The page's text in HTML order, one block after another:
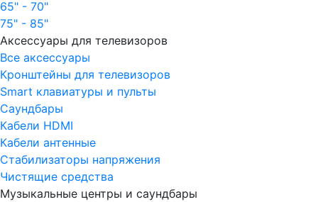
65" - 70"
75" - 85"
Аксессуары для телевизоров
Все аксессуары
Кронштейны для телевизоров
Smart клавиатуры и пульты
Саундбары
Кабели HDMI
Кабели антенные
Стабилизаторы напряжения
Чистящие средства
Музыкальные центры и саундбары